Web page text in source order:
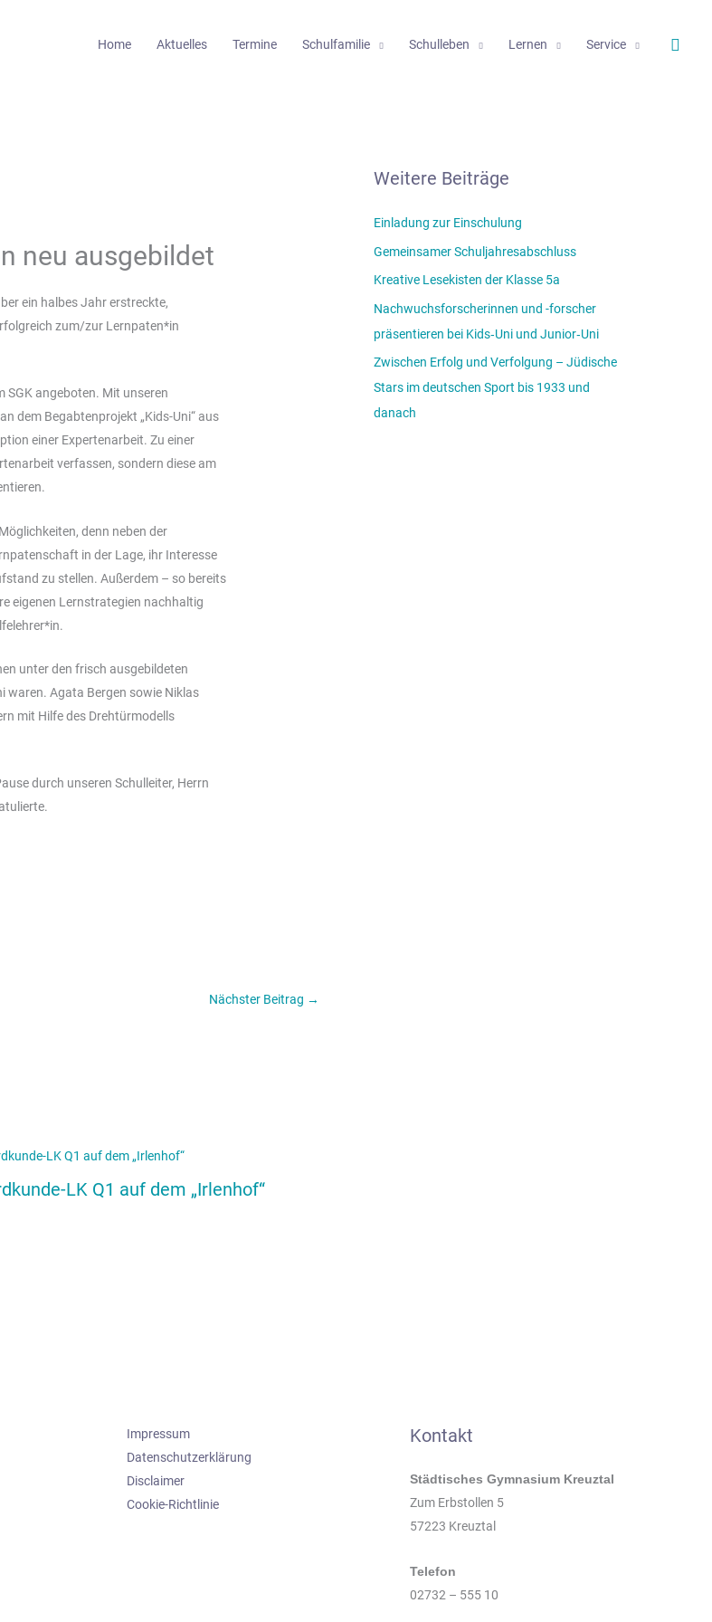
Home Aktuelles Termine Schulfamilie Schulleben Lernen Service
neu ausgebildet
ein halbes Jahr erstreckte,
zum/zur Lernpaten*in
SGK angeboten. Mit unseren
dem Begabtenprojekt „Kids-Uni“ aus
einer Expertenarbeit. Zu einer
verfassen, sondern diese am
denn neben der
in der Lage, ihr Interesse
zu stellen. Außerdem – so bereits
eigenen Lernstrategien nachhaltig
unter den frisch ausgebildeten
waren. Agata Bergen sowie Niklas
mit Hilfe des Drehtürmodells
durch unseren Schulleiter, Herrn
Nächster Beitrag →
LK Q1 auf dem „Irlenhof“
Weitere Beiträge
Einladung zur Einschulung
Gemeinsamer Schuljahresabschluss
Kreative Lesekisten der Klasse 5a
Nachwuchsforscherinnen und -forscher
präsentieren bei Kids‑Uni und Junior‑Uni
Zwischen Erfolg und Verfolgung – Jüdische
Stars im deutschen Sport bis 1933 und
danach
Impressum
Datenschutzerklärung
Disclaimer
Cookie-Richtlinie
Kontakt
Städtisches Gymnasium Kreuztal
Zum Erbstollen 5
57223 Kreuztal
Telefon
02732 – 555 10